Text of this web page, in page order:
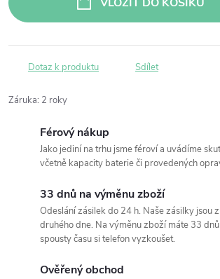
Dotaz k produktu Sdílet
Záruka: 2 roky
Férový nákup
Jako jediní na trhu jsme féroví a uvádíme
včetně kapacity baterie či provedených
33 dnů na výměnu zboží
Odeslání zásilek do 24 h. Naše zásilky jsou
druhého dne. Na výměnu zboží máte 33
spousty času si telefon vyzkoušet.
Ověřený obchod